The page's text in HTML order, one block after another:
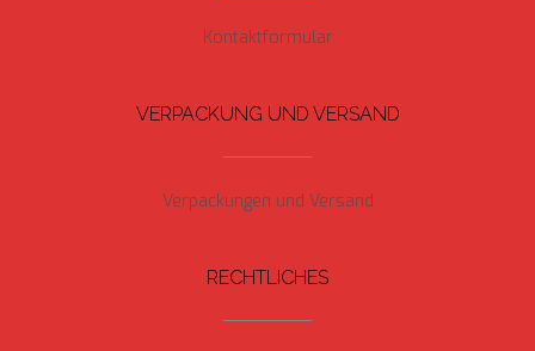
Kontaktformular
VERPACKUNG UND VERSAND
Verpackungen und Versand
RECHTLICHES